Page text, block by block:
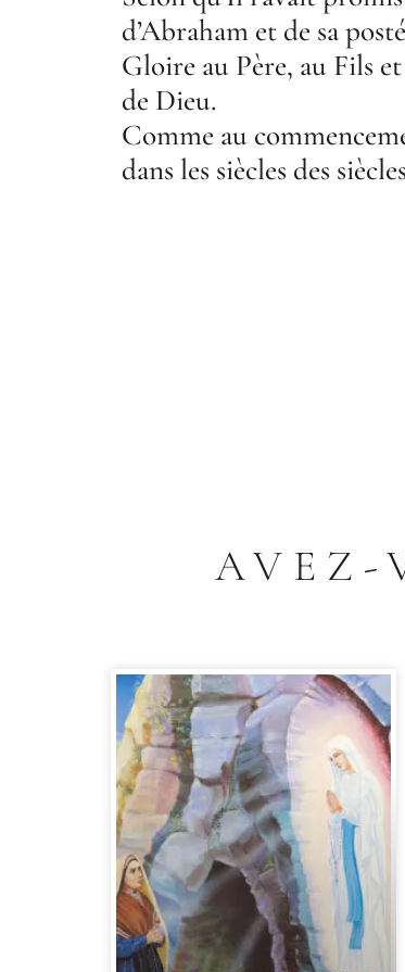
d’Abraham et de sa
Gloire au Père, au Fils
de Dieu.
Comme au
dans les siècles des
AVEZ-